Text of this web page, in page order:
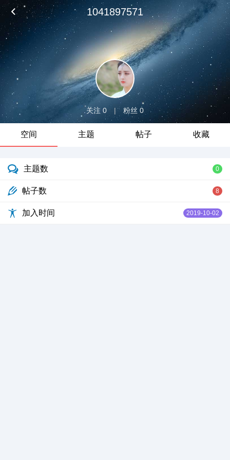
1041897571
关注 0 | 粉丝 0
空间 主题 帖子 收藏
主题数 0
帖子数 8
加入时间 2019-10-02